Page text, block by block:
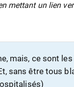
mettant un lien
mais, ce sont
sans être tous